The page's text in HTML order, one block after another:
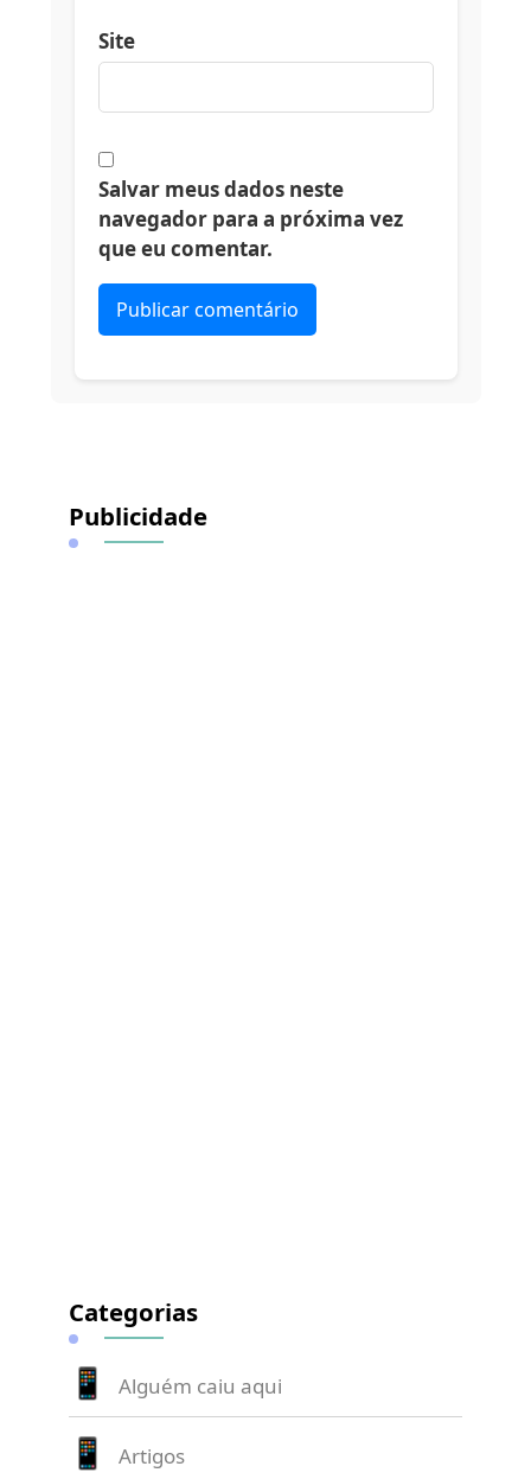
Site
Salvar meus dados neste
navegador para a próxima vez
que eu comentar.
Publicidade
Categorias
Alguém caiu aqui
Artigos